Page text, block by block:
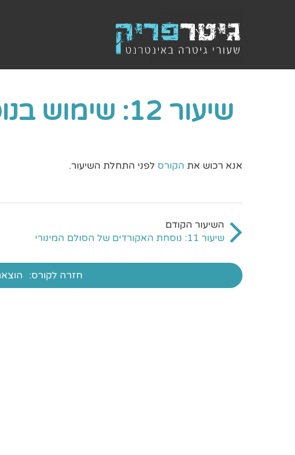
שיעור 12: שימוש בנוסחת האקורדים בשיר מינורי
אנא רכוש את הקורס לפני התחלת השיעור.
שיעור 11: נוסחת האקורדים של הסולם המינורי
חזרה לקורס: